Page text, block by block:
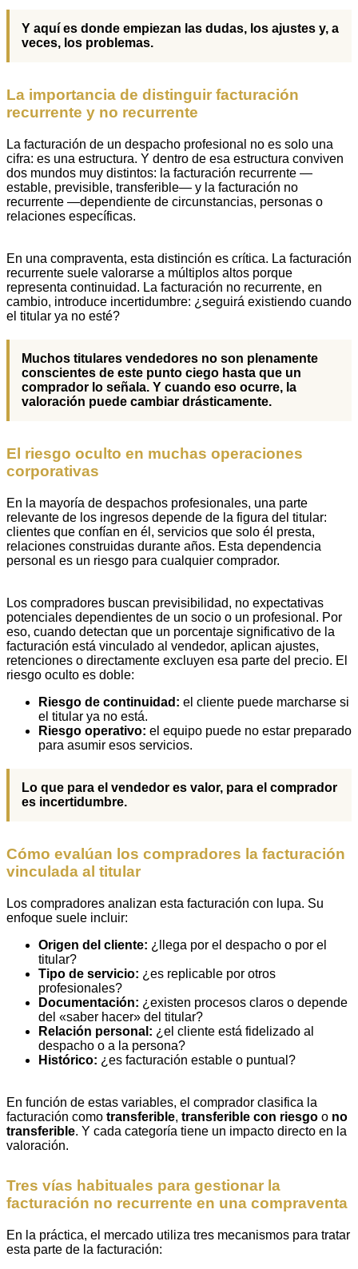
Y aquí es donde empiezan las dudas, los ajustes y, a
veces, los problemas.
La importancia de distinguir facturación
recurrente y no recurrente
La facturación de un despacho profesional no es solo una
cifra: es una estructura. Y dentro de esa estructura conviven
dos mundos muy distintos: la facturación recurrente —
estable, previsible, transferible— y la facturación no
recurrente —dependiente de circunstancias, personas o
relaciones específicas.
En una compraventa, esta distinción es crítica. La facturación
recurrente suele valorarse a múltiplos altos porque
representa continuidad. La facturación no recurrente, en
cambio, introduce incertidumbre: ¿seguirá existiendo cuando
el titular ya no esté?
Muchos titulares vendedores no son plenamente
conscientes de este punto ciego hasta que un
comprador lo señala. Y cuando eso ocurre, la
valoración puede cambiar drásticamente.
El riesgo oculto en muchas operaciones
corporativas
En la mayoría de despachos profesionales, una parte
relevante de los ingresos depende de la figura del titular:
clientes que confían en él, servicios que solo él presta,
relaciones construidas durante años. Esta dependencia
personal es un riesgo para cualquier comprador.
Los compradores buscan previsibilidad, no expectativas
potenciales dependientes de un socio o un profesional. Por
eso, cuando detectan que un porcentaje significativo de la
facturación está vinculado al vendedor, aplican ajustes,
retenciones o directamente excluyen esa parte del precio. El
riesgo oculto es doble:
Riesgo de continuidad: el cliente puede marcharse si
el titular ya no está.
Riesgo operativo: el equipo puede no estar preparado
para asumir esos servicios.
Lo que para el vendedor es valor, para el comprador
es incertidumbre.
Cómo evalúan los compradores la facturación
vinculada al titular
Los compradores analizan esta facturación con lupa. Su
enfoque suele incluir:
Origen del cliente: ¿llega por el despacho o por el
titular?
Tipo de servicio: ¿es replicable por otros
profesionales?
Documentación: ¿existen procesos claros o depende
del «saber hacer» del titular?
Relación personal: ¿el cliente está fidelizado al
despacho o a la persona?
Histórico: ¿es facturación estable o puntual?
En función de estas variables, el comprador clasifica la
facturación como transferible, transferible con riesgo o no
transferible. Y cada categoría tiene un impacto directo en la
valoración.
Tres vías habituales para gestionar la
facturación no recurrente en una compraventa
En la práctica, el mercado utiliza tres mecanismos para tratar
esta parte de la facturación: